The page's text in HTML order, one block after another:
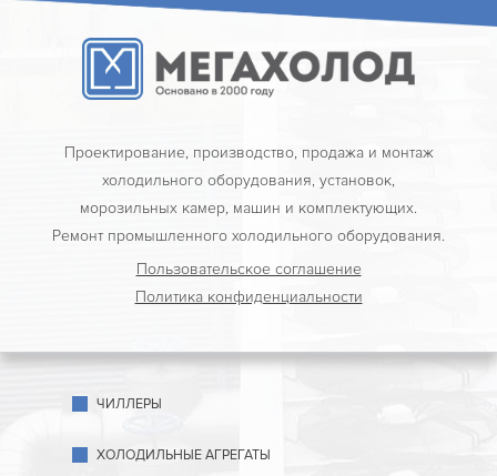
Проектирование, производство, продажа и монтаж
холодильного оборудования, установок,
морозильных камер, машин и комплектующих.
Ремонт промышленного холодильного оборудования.
Пользовательское соглашение
Политика конфиденциальности
ЧИЛЛЕРЫ
ХОЛОДИЛЬНЫЕ АГРЕГАТЫ